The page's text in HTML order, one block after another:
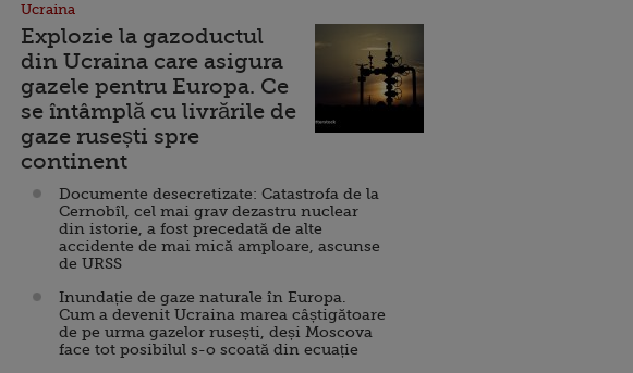
Ucraina
Explozie la gazoductul
din Ucraina care asigura
gazele pentru Europa. Ce
se întâmplă cu livrările de
gaze rusești spre
continent
Documente desecretizate: Catastrofa de la
Cernobîl, cel mai grav dezastru nuclear
din istorie, a fost precedată de alte
accidente de mai mică amploare, ascunse
de URSS
Inundație de gaze naturale în Europa.
Cum a devenit Ucraina marea câștigătoare
de pe urma gazelor rusești, deși Moscova
face tot posibilul s-o scoată din ecuație